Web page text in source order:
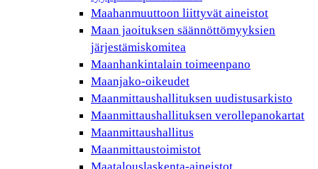
Maahanmuuttoon liittyvät aineistot
Maan jaoituksen säännöttömyyksien
järjestämiskomitea
Maanhankintalain toimeenpano
Maanjako-oikeudet
Maanmittaushallituksen uudistusarkisto
Maanmittaushallituksen verollepanokartat
Maanmittaushallitus
Maanmittaustoimistot